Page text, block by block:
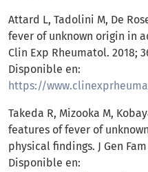
Attard L, Tadolini M, De
fever of unknown origin in
Clin Exp Rheumatol. 2018;
Disponible en:
https://
Takeda R, Mizooka M,
features of fever of
physical findings. J Gen Fam
Disponible en: